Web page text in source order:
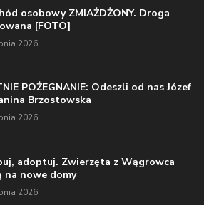
osobowy ZMIAŻDŻONY. Droga
[FOTO]
2026
POŻEGNANIE: Odeszli od nas Józef
Brzostowska
2026
adoptuj. Zwierzęta z Wągrowca
na nowe domy
2026